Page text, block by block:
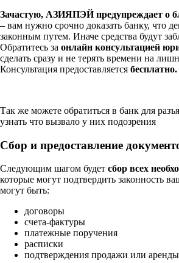
Зачастую, АЗИЯПЭЙ предупреждает о
– вам нужно срочно доказать банку, что
законным путем. Иначе средства будут
Обратитесь за онлайн консультацией
сделать сразу и не терять времени на
Консультация предоставляется бесплатно.
Так же можете обратиться в банк для
узнать что вызвало у них подозрения
Сбор и предоставление
Следующим шагом будет сбор всех
которые могут подтвердить законность
могут быть:
договоры
счета-фактуры
платежные поручения
расписки
подтверждения продажи или